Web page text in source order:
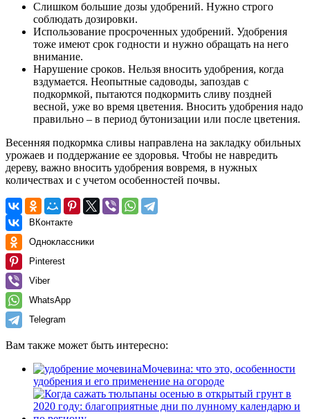
Слишком большие дозы удобрений. Нужно строго
соблюдать дозировки.
Использование просроченных удобрений. Удобрения
тоже имеют срок годности и нужно обращать на него
внимание.
Нарушение сроков. Нельзя вносить удобрения, когда
вздумается. Неопытные садоводы, запоздав с
подкормкой, пытаются подкормить сливу поздней
весной, уже во время цветения. Вносить удобрения надо
правильно – в период бутонизации или после цветения.
Весенняя подкормка сливы направлена на закладку обильных
урожаев и поддержание ее здоровья. Чтобы не навредить
дереву, важно вносить удобрения вовремя, в нужных
количествах и с учетом особенностей почвы.
ВКонтакте
Одноклассники
Pinterest
Viber
WhatsApp
Telegram
Вам также может быть интересно:
Мочевина: что это, особенности
удобрения и его применение на огороде